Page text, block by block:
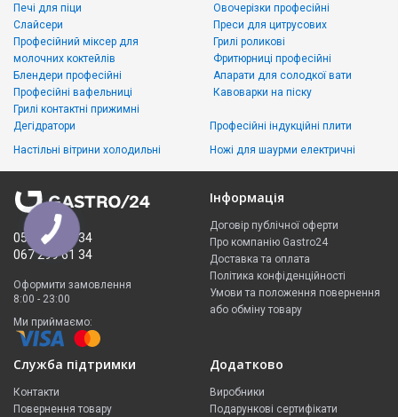
Печі для піци
Слайсери
Овочерізки професійні
Преси для цитрусових
Професійний міксер для
молочних коктейлів
Блендери професійні
Професійні вафельниці
Грилі контактні прижимні
Грилі роликові
Фритюрниці професійні
Апарати для солодкої вати
Кавоварки на піску
Дегідратори
Настільні вітрини холодильні
Професійні індукційні плити
Ножі для шаурми електричні
050 335 61 34
067 299 61 34
Оформити замовлення
8:00 - 23:00
Ми приймаємо:
Інформація
Договір публічної оферти
Про компанію Gastro24
Доставка та оплата
Політика конфіденційності
Умови та положення повернення
або обміну товару
Служба підтримки
Контакти
Повернення товару
Додатково
Виробники
Подарункові сертифікати